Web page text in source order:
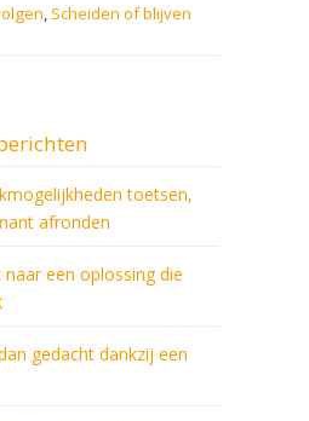
, Scheiden of blijven
toetsen,
afronden
een oplossing die
gedacht dankzij een